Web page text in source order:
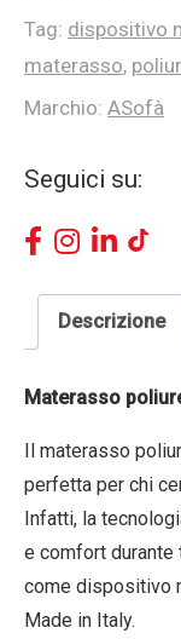
Tag: dispositivo
materasso,
Marchio: ASofà
Seguici su:
Descrizione
Materasso
Il materasso
perfetta per chi
Infatti, la
e comfort durante
come dispositivo
Made in Italy.